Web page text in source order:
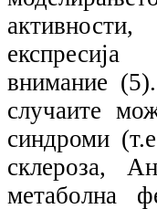
внимание
случаите
синдроми
склероза,
метаболна